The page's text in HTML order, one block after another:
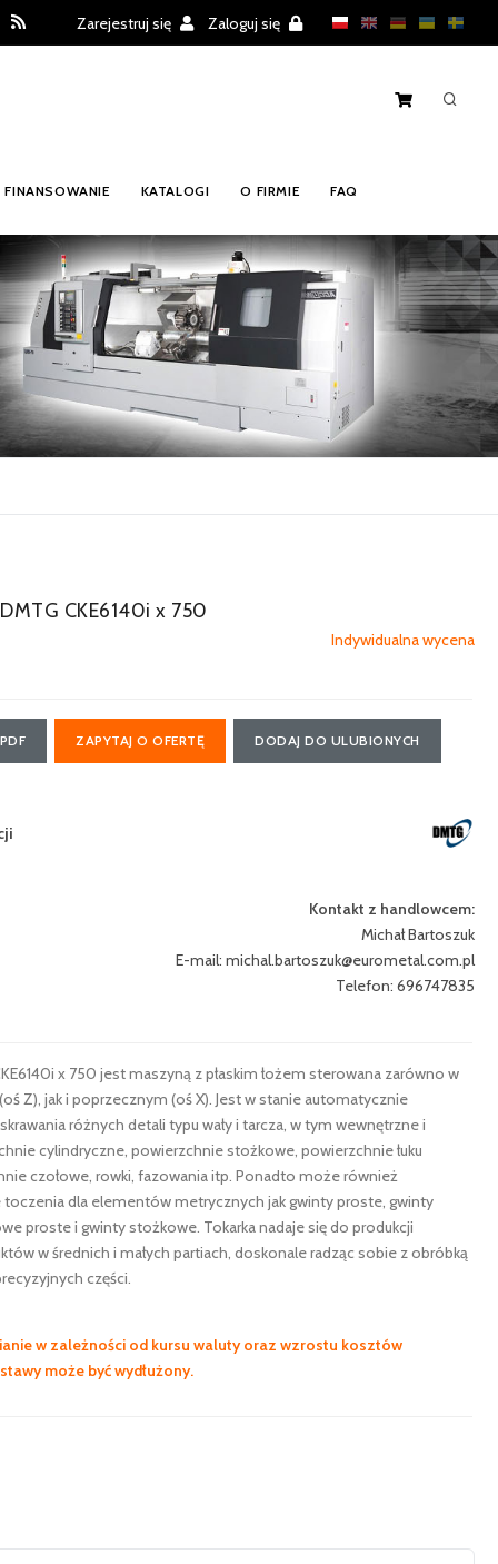
Zarejestruj się Zaloguj się
FINANSOWANIE KATALOGI O FIRMIE FAQ
CKE6140i x 750
Indywidualna wycena
ZAPYTAJ O OFERTĘ DODAJ DO ULUBIONYCH
Kontakt z handlowcem:
Michał Bartoszuk
E-mail: michal.bartoszuk@eurometal.com.pl
Telefon: 696747835
x 750 jest maszyną z płaskim łożem sterowana zarówno w
Z), jak i poprzecznym (oś X). Jest w stanie automatycznie
różnych detali typu wały i tarcza, w tym wewnętrzne i
cylindryczne, powierzchnie stożkowe, powierzchnie łuku
czołowe, rowki, fazowania itp. Ponadto może również
toczenia dla elementów metrycznych jak gwinty proste, gwinty
proste i gwinty stożkowe. Tokarka nadaje się do produkcji
w średnich i małych partiach, doskonale radząc sobie z obróbką
części.
w zależności od kursu waluty oraz wzrostu kosztów
może być wydłużony.